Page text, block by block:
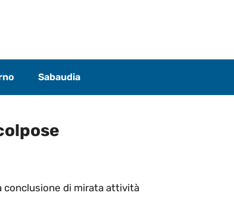
Sabaudia
conclusione di mirata attività